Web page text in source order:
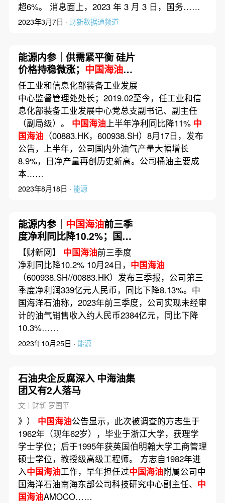
超6%。 消息面上，2023 年 3 月 3 日，国务……
2023年3月7日 · 财新数据通频道
能源内参｜供需紧平衡 硅片
价格持稳微涨； 中国海油上
半年净利同比降11%
任工业和信息化部装备工业发展
中心监督管理处处长；2019.02至今，任工业和信
息化部装备工业发展中心党总支副书记、副主任
（副局级）。 中国海油上半年净利同比降11% 中
国海油 （00883.HK，600938.SH）8月17日，发布
公告，上半年，公司国内外油气产量大幅增长
8.9%，日净产量再创历史新高。公司桶油主要成
本……
2023年8月18日 · 能源
能源内参｜ 中国海油前三季
度净利同比降10.2%；国内
汽、柴油价格每吨下调70元
【财新网】 中国海油前三季度
净利同比降10.2% 10月24日， 中国海油
（600938.SH//00883.HK）发布三季报，公司第三
季度净利润339亿元人民币，同比下降8.13%。中
国海洋石油称，2023年前三季度，公司实现未经审
计的油气销售收入约人民币2384亿元，同比下降
10.3%……
2023年10月25日 · 能源
石油央企反腐深入 中海油集
团又有2人落马
文｜财新 罗国平
》） 中国海油公告显示，此次被调查的方志生于
1962年（现年62岁），毕业于浙江大学，获理学
学士学位；后于1995年获英国伯明翰大学工商管理
硕士学位，教授级高级工程师。 方志自1982年进
入中国海油工作，早年担任过中国海油附属公司中
国海洋石油南海东部公司科技研究中心副主任、 中
国海油AMOCO……